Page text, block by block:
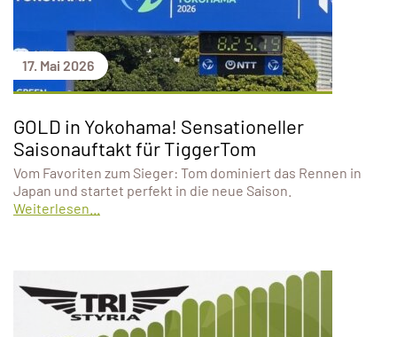
17. Mai 2026
GOLD in Yokohama! Sensationeller
Saisonauftakt für TiggerTom
Vom Favoriten zum Sieger: Tom dominiert das Rennen in
Japan und startet perfekt in die neue Saison.
Weiterlesen...